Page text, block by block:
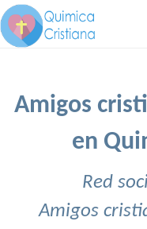
Amigos
en
Red
Amigos